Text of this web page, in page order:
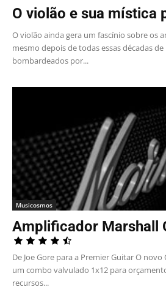
O violão e sua mística
O violão ainda gera um fascínio sobre os
mesmo depois de todas essas décadas
bombardeados por...
Musicosmos
Amplificador Marshall
De Joe Gore para a Premier Guitar O
um combo valvulado 1x12 para
recursos...